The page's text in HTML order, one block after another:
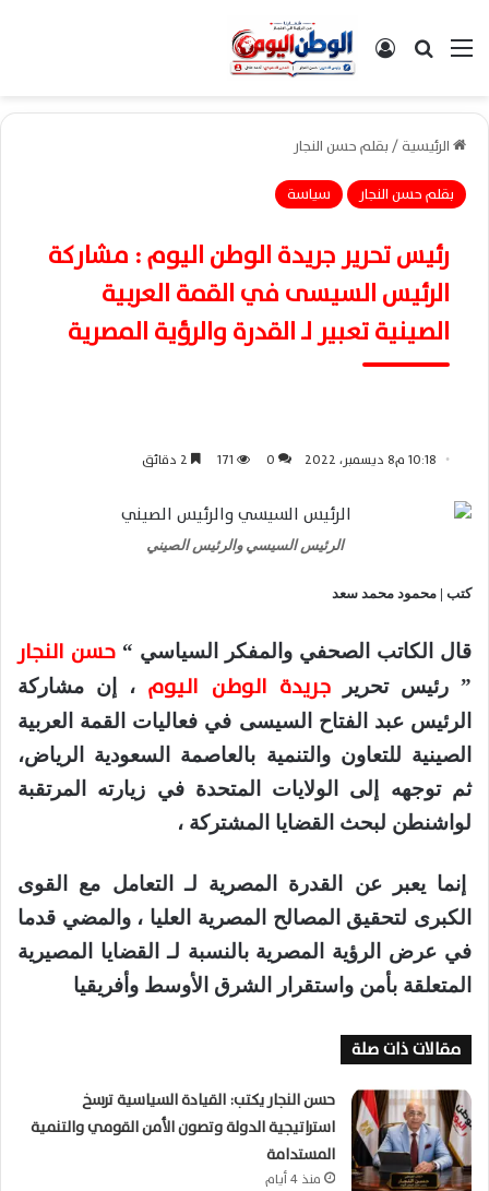
القائمةبحث عن تسجيل الدخول
الرئيسية/بقلم حسن النجار
بقلم حسن النجار
سياسة
رئيس تحرير جريدة الوطن اليوم : مشاركة
الرئيس السيسى في القمة العربية
الصينية تعبير لـ القدرة والرؤية المصرية
10:18 م8 ديسمبر، 2022 0
171
الرئيس السيسي والرئيس الصيني
كتب | محمود محمد سعد
قال الكاتب الصحفي والمفكر السياسي “ حسن النجار
” رئيس تحريرجريدة الوطن اليوم ، إن مشاركة
الرئيس عبد الفتاح السيسى في فعاليات القمة العربية
الصينية للتعاون والتنمية بالعاصمة السعودية الرياض،
ثم توجهه إلى الولايات المتحدة في زيارته المرتقبة
لواشنطن لبحث القضايا المشتركة ،
إنما يعبر عن القدرة المصرية لـ التعامل مع القوى
الكبرى لتحقيق المصالح المصرية العليا ، والمضي قدما
في عرض الرؤية المصرية بالنسبة لـ القضايا المصيرية
المتعلقة بأمن واستقرار الشرق الأوسط وأفريقيا
مقالات ذات صلة
حسن النجار يكتب: القيادة السياسية ترسخ
استراتيجية الدولة وتصون الأمن القومي والتنمية
المستدامة
منذ 4 أيام